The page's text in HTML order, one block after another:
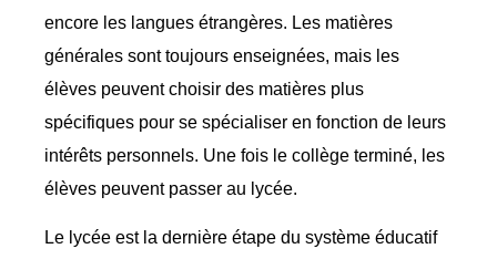
encore les langues étrangères. Les matières
générales sont toujours enseignées, mais les
élèves peuvent choisir des matières plus
spécifiques pour se spécialiser en fonction de leurs
intérêts personnels. Une fois le collège terminé, les
élèves peuvent passer au lycée.
Le lycée est la dernière étape du système éducatif